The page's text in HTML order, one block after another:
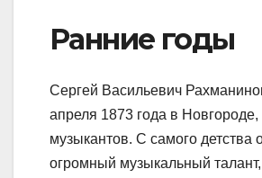
Ранние годы
Сергей Васильевич
апреля 1873 года в
музыкантов. С самого детства
огромный музыкальный талант,